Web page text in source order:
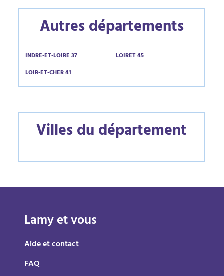
Autres départements
INDRE-ET-LOIRE 37
LOIR-ET-CHER 41
LOIRET 45
Villes du département
Lamy et vous
Aide et contact
FAQ